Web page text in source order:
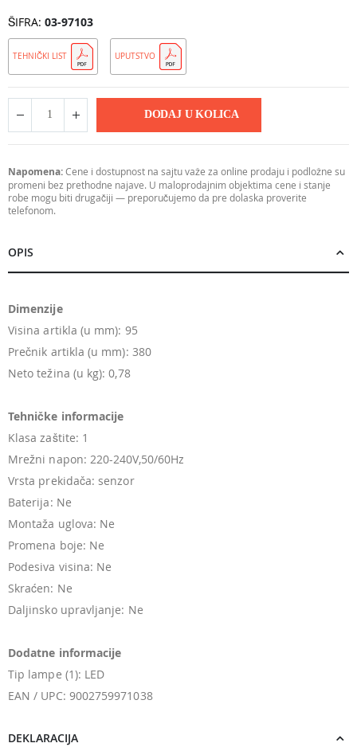
ŠIFRA 03-97103
TEHNIČKI LIST UPUTSTVO
DODAJ U KOLICA
Napomena:Cene i dostupnost na sajtu važe za online prodaju i podložne su
promeni bez prethodne najave. U maloprodajnim objektima cene i stanje
robe mogu biti drugačiji — preporučujemo da pre dolaska proverite
telefonom.
OPIS
Dimenzije
Visina artikla (u mm): 95
Prečnik artikla (u mm): 380
Neto težina (u kg): 0,78
Tehničke informacije
Klasa zaštite: 1
Mrežni napon: 220-240V,50/60Hz
Vrsta prekidača: senzor
Baterija: Ne
Montaža uglova: Ne
Promena boje: Ne
Podesiva visina: Ne
Skraćen: Ne
Daljinsko upravljanje: Ne
Dodatne informacije
Tip lampe (1): LED
EAN / UPC: 9002759971038
DEKLARACIJA